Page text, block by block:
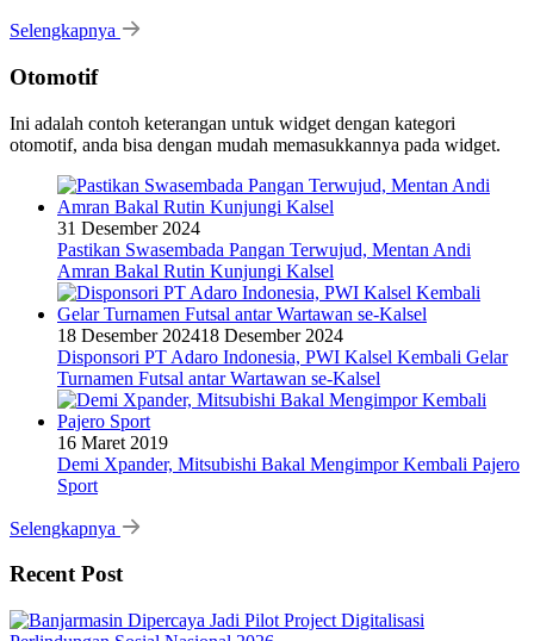
Selengkapnya
Otomotif
Ini adalah contoh keterangan untuk widget dengan kategori
otomotif, anda bisa dengan mudah memasukkannya pada widget.
31 Desember 2024
Pastikan Swasembada Pangan Terwujud, Mentan Andi
Amran Bakal Rutin Kunjungi Kalsel
18 Desember 202418 Desember 2024
Disponsori PT Adaro Indonesia, PWI Kalsel Kembali Gelar
Turnamen Futsal antar Wartawan se-Kalsel
16 Maret 2019
Demi Xpander, Mitsubishi Bakal Mengimpor Kembali Pajero
Sport
Selengkapnya
Recent Post